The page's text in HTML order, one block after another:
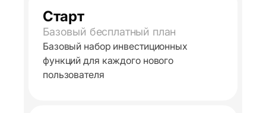
Старт
Базовый бесплатный план
Базовый набор инвестиционных
функций для каждого нового
пользователя